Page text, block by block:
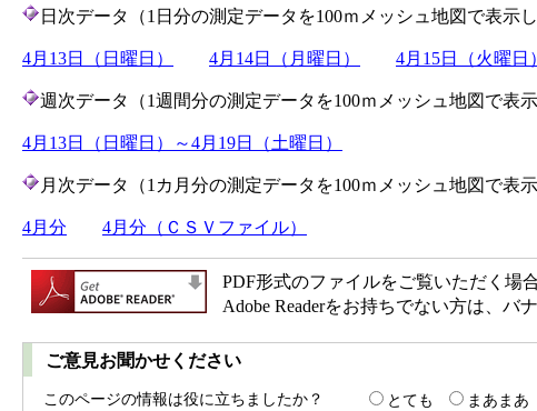
日次データ（1日分の測定データを100ｍメッシュ地図で表示し
4月13日（日曜日） 4月14日（月曜日） 4月15日（火曜日）
週次データ（1週間分の測定データを100ｍメッシュ地図で表示
4月13日（日曜日）～4月19日（土曜日）
月次データ（1カ月分の測定データを100ｍメッシュ地図で表示
4月分 4月分（ＣＳＶファイル）
PDF形式のファイルをご覧いただく場
Adobe Readerをお持ちでない方は、バ
ご意見お聞かせください
このページの情報は役に立ちましたか？ とても まあまあ